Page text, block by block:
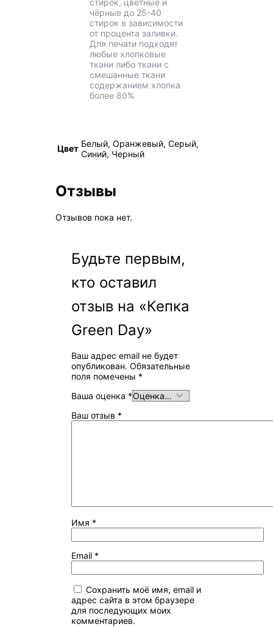
чёрные до 25-40
стирок в зависимости
от процента заливки.
Для печати подходят
любые хлопковые
ткани либо ткани с
смешанные ткани
содержанием хлопка
более 80%
Цвет Белый, Оранжевый, Серый,
Синий, Черный
Отзывы
Отзывов пока нет.
Будьте первым,
кто оставил
отзыв на «Кепка
Green Day»
Ваш адрес email не будет
опубликован. Обязательные
поля помечены *
Ваша оценка *
Ваш отзыв *
Имя *
Email *
Сохранить моё имя, email и
адрес сайта в этом браузере
для последующих моих
комментариев.